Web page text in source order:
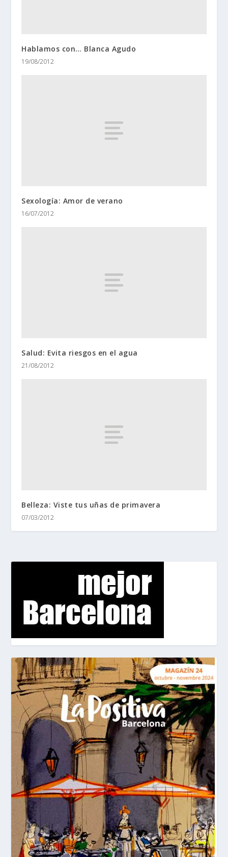
Hablamos con… Blanca Agudo
19/08/2012
Sexología: Amor de verano
16/07/2012
Salud: Evita riesgos en el agua
21/08/2012
Belleza: Viste tus uñas de primavera
07/03/2012